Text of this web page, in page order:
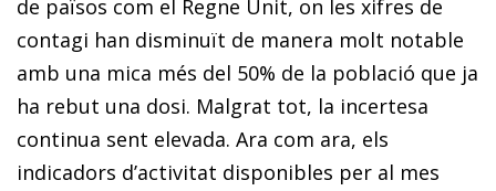
de països com el Regne Unit, on les xifres de
contagi han disminuït de manera molt notable
amb una mica més del 50% de la població que ja
ha rebut una dosi. Malgrat tot, la incertesa
continua sent elevada. Ara com ara, els
indicadors d’activitat disponibles per al mes